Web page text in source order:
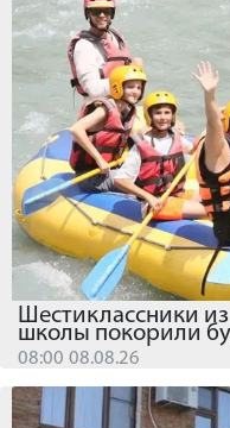
Шестиклассники
школы покорили
08:00 08.08.26